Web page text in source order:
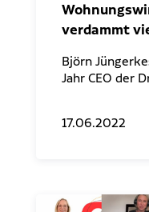
verdammt
Björn
Jahr CEO der
17.06.2022